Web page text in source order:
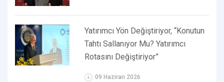
Yatırımcı Yön Değiştiriyor, “Konutun
Tahtı Sallanıyor Mu? Yatırımcı
Rotasını Değiştiriyor”
09 Haziran 2026